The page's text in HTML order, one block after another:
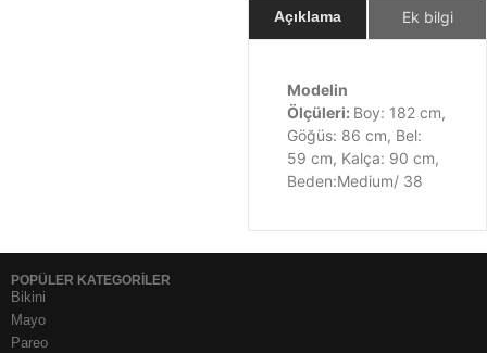
Açıklama Ek bilgi
Modelin
Ölçüleri: Boy: 182 cm,
Göğüs: 86 cm, Bel:
59 cm, Kalça: 90 cm,
Beden:Medium/ 38
POPÜLER KATEGORİLER
Bikini
Mayo
Pareo